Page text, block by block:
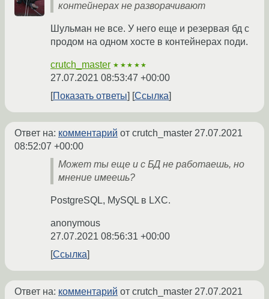
контейнерах не разворачивают
Шульман не все. У него еще и резервая бд с
продом на одном хосте в контейнерах поди.
crutch_master ★★★★★
27.07.2021 08:53:47 +00:00
Показать ответы
Ссылка
Ответ на: комментарий от crutch_master 27.07.2021
08:52:07 +00:00
Может ты еще и с БД не работаешь, но
мнение имеешь?
PostgreSQL, MySQL в LXC.
anonymous
27.07.2021 08:56:31 +00:00
Ссылка
Ответ на: комментарий от crutch_master 27.07.2021